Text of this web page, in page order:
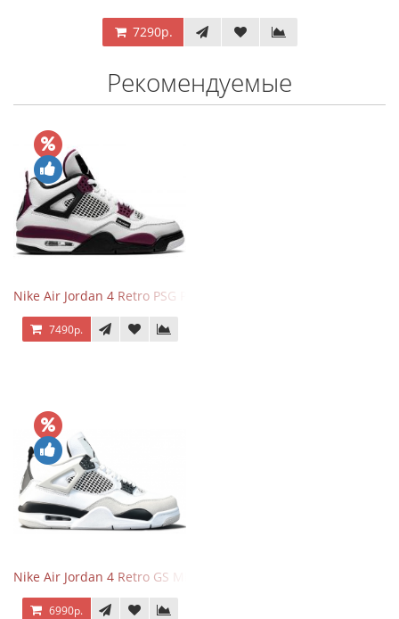
7290р.
Рекомендуемые
Nike Air Jordan 4 Retro PSG Paris Saint-Germain
7490р.
Nike Air Jordan 4 Retro GS Military Black
6990р.